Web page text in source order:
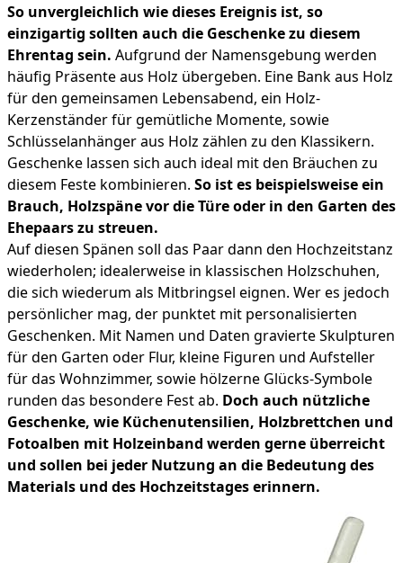
So unvergleichlich wie dieses Ereignis ist, so
einzigartig sollten auch die Geschenke zu diesem
Ehrentag sein. Aufgrund der Namensgebung werden
häufig Präsente aus Holz übergeben. Eine Bank aus Holz
für den gemeinsamen Lebensabend, ein Holz-
Kerzenständer für gemütliche Momente, sowie
Schlüsselanhänger aus Holz zählen zu den Klassikern.
Geschenke lassen sich auch ideal mit den Bräuchen zu
diesem Feste kombinieren. So ist es beispielsweise ein
Brauch, Holzspäne vor die Türe oder in den Garten des
Ehepaars zu streuen.
Auf diesen Spänen soll das Paar dann den Hochzeitstanz
wiederholen; idealerweise in klassischen Holzschuhen,
die sich wiederum als Mitbringsel eignen. Wer es jedoch
persönlicher mag, der punktet mit personalisierten
Geschenken. Mit Namen und Daten gravierte Skulpturen
für den Garten oder Flur, kleine Figuren und Aufsteller
für das Wohnzimmer, sowie hölzerne Glücks-Symbole
runden das besondere Fest ab. Doch auch nützliche
Geschenke, wie Küchenutensilien, Holzbrettchen und
Fotoalben mit Holzeinband werden gerne überreicht
und sollen bei jeder Nutzung an die Bedeutung des
Materials und des Hochzeitstages erinnern.